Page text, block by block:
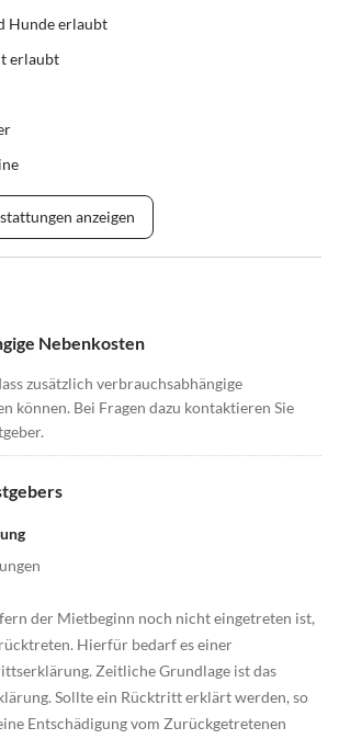
Hunde erlaubt
erlaubt
anzeigen
Nebenkosten
zusätzlich verbrauchsabhängige
können. Bei Fragen dazu kontaktieren Sie
der Mietbeginn noch nicht eingetreten ist,
Hierfür bedarf es einer
Zeitliche Grundlage ist das
Sollte ein Rücktritt erklärt werden, so
Entschädigung vom Zurückgetretenen